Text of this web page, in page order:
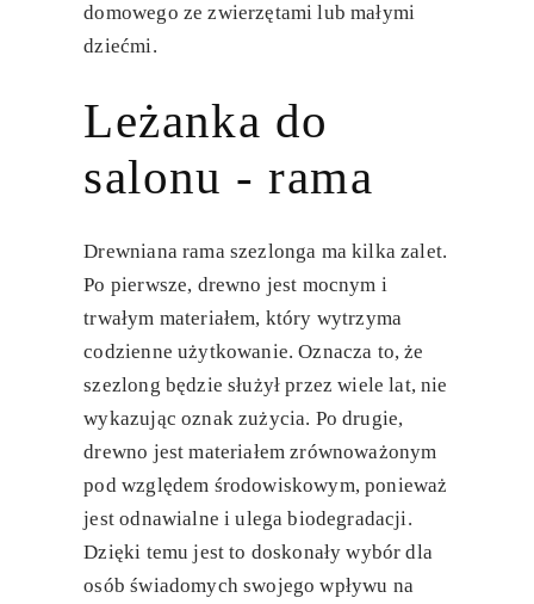
domowego ze zwierzętami lub małymi
dziećmi.
Leżanka do
salonu - rama
Drewniana rama szezlonga ma kilka zalet.
Po pierwsze, drewno jest mocnym i
trwałym materiałem, który wytrzyma
codzienne użytkowanie. Oznacza to, że
szezlong będzie służył przez wiele lat, nie
wykazując oznak zużycia. Po drugie,
drewno jest materiałem zrównoważonym
pod względem środowiskowym, ponieważ
jest odnawialne i ulega biodegradacji.
Dzięki temu jest to doskonały wybór dla
osób świadomych swojego wpływu na